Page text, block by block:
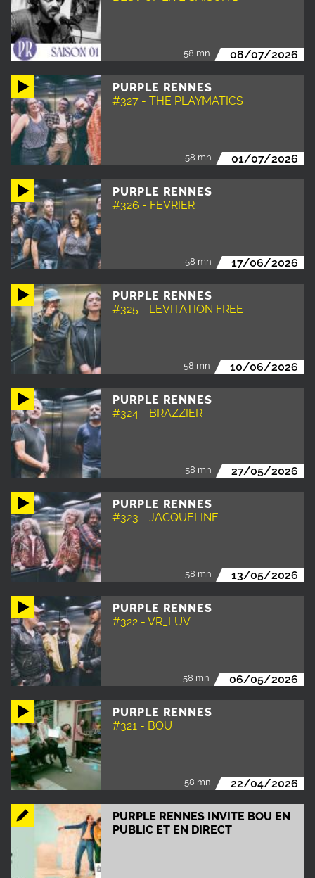
58 mn 08/07/2026
PURPLE RENNES
#327 - THE PLAYMATICS
58 mn 01/07/2026
PURPLE RENNES
#326 - FEVRIER
58 mn 17/06/2026
PURPLE RENNES
#325 - LEVITATION FREE
58 mn 10/06/2026
PURPLE RENNES
#324 - BRAZZIER
58 mn 27/05/2026
PURPLE RENNES
#323 - JACQUELINE
58 mn 13/05/2026
PURPLE RENNES
#322 - VR_LUV
58 mn 06/05/2026
PURPLE RENNES
#321 - BOU
58 mn 22/04/2026
PURPLE RENNES INVITE BOU EN
PUBLIC ET EN DIRECT